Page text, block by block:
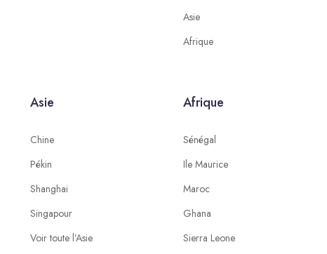
Asie
Afrique
Asie
Chine
Pékin
Shanghai
Singapour
Voir toute l’Asie
Afrique
Sénégal
Ile Maurice
Maroc
Ghana
Sierra Leone